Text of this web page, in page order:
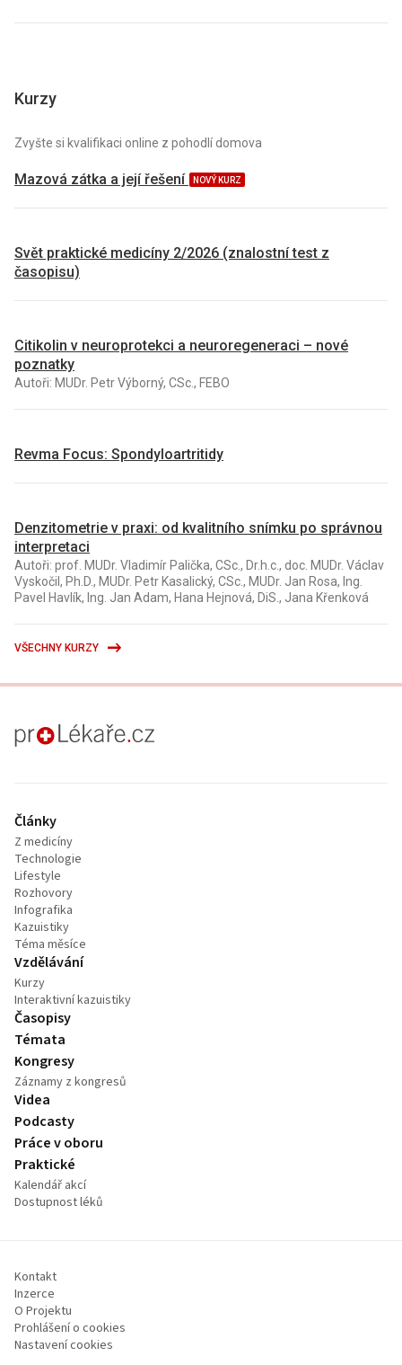
Kurzy
Zvyšte si kvalifikaci online z pohodlí domova
Mazová zátka a její řešení NOVÝ KURZ
Svět praktické medicíny 2/2026 (znalostní test z
časopisu)
Citikolin v neuroprotekci a neuroregeneraci – nové
poznatky
Autoři: MUDr. Petr Výborný, CSc., FEBO
Revma Focus: Spondyloartritidy
Denzitometrie v praxi: od kvalitního snímku po správnou
interpretaci
Autoři: prof. MUDr. Vladimír Palička, CSc., Dr.h.c., doc. MUDr. Václav
Vyskočil, Ph.D., MUDr. Petr Kasalický, CSc., MUDr. Jan Rosa, Ing.
Pavel Havlík, Ing. Jan Adam, Hana Hejnová, DiS., Jana Křenková
VŠECHNY KURZY
proLékaře.cz
Články
Z medicíny
Technologie
Lifestyle
Rozhovory
Infografika
Kazuistiky
Téma měsíce
Vzdělávání
Kurzy
Interaktivní kazuistiky
Časopisy
Témata
Kongresy
Záznamy z kongresů
Videa
Podcasty
Práce v oboru
Praktické
Kalendář akcí
Dostupnost léků
Kontakt
Inzerce
O Projektu
Prohlášení o cookies
Nastavení cookies